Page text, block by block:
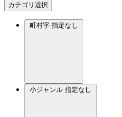
カテゴリ選択
町村字 指定なし
小ジャンル 指定なし